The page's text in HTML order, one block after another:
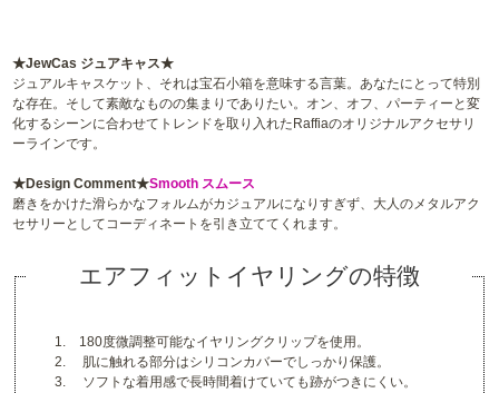
★JewCas ジュアキャス★
ジュアルキャスケット、それは宝石小箱を意味する言葉。あなたにとって特別
な存在。そして素敵なものの集まりでありたい。オン、オフ、パーティーと変
化するシーンに合わせてトレンドを取り入れたRaffiaのオリジナルアクセサリ
ーラインです。
★Design Comment★Smooth スムース
磨きをかけた滑らかなフォルムがカジュアルになりすぎず、大人のメタルアク
セサリーとしてコーディネートを引き立ててくれます。
エアフィットイヤリングの特徴
1. 180度微調整可能なイヤリングクリップを使用。
2. 肌に触れる部分はシリコンカバーでしっかり保護。
3. ソフトな着用感で長時間着けていても跡がつきにくい。